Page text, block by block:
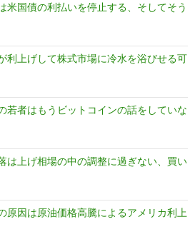
米国債の利払いを停止する、そしてそう
利上げして株式市場に冷水を浴びせる可
若者はもうビットコインの話をしていな
は上げ相場の中の調整に過ぎない、買い
原因は原油価格高騰によるアメリカ利上